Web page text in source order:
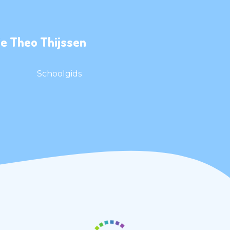
Theo Thijssen
Schoolgids